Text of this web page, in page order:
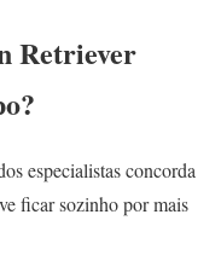
Retriever
especialistas concorda
ficar sozinho por mais